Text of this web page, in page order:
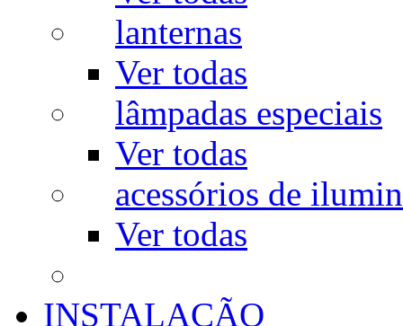
lanternas
Ver todas
lâmpadas especiais
Ver todas
acessórios de
Ver todas
INSTALAÇÃO